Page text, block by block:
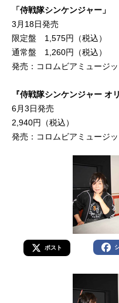
「侍戦隊シンケンジャー」
3月18日発売
限定盤 1,575円（税込）
通常盤 1,260円（税込）
発売：コロムビアミュージ
『侍戦隊シンケンジャー オ
6月3日発売
2,940円（税込）
発売：コロムビアミュージ
ポスト